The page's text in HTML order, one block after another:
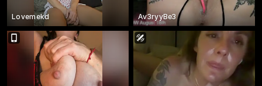
Lovemekd Av3ryyBe3